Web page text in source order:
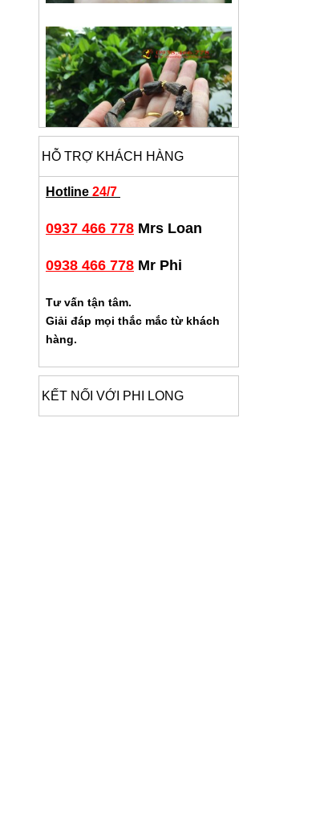
HỖ TRỢ KHÁCH HÀNG
Hotline 24/7
0937 466 778 Mrs Loan
0938 466 778 Mr Phi
Tư vấn tận tâm.
Giải đáp mọi thắc mắc từ khách
hàng.
KẾT NỐI VỚI PHI LONG